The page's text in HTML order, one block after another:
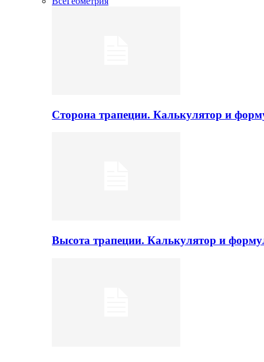
Сторона трапеции. Калькулятор и
Высота трапеции. Калькулятор и